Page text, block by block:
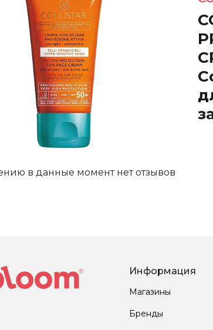
в данные момент нет отзывов
Информация
Магазины
Бренды